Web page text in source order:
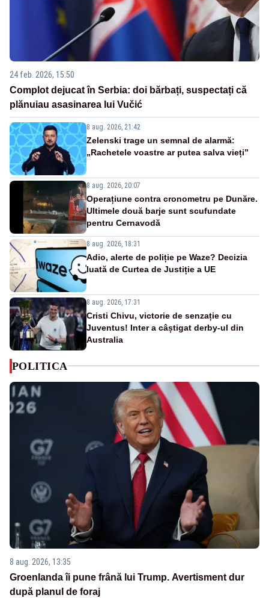
24 feb. 2026, 15:50
Complot dejucat în Serbia: doi bărbați, suspectați că
plănuiau asasinarea lui Vučić
8 aug. 2026, 21:42
Zelenski trage un semnal de alarmă:
„Rachetele voastre ar putea salva vieți”
8 aug. 2026, 20:07
Operațiune contra cronometru pe Dunăre.
Ultimele două barje sunt scufundate
pentru Cernavodă
8 aug. 2026, 18:31
Adio, alerte de poliție pe Waze? Decizia
luată de Curtea de Justiție a UE
8 aug. 2026, 17:31
Cristi Chivu, victorie de senzație cu
Juventus! Inter a câștigat derby-ul din
Australia
POLITICA
8 aug. 2026, 13:35
Groenlanda îi pune frână lui Trump. Avertisment dur
după planul de foraj